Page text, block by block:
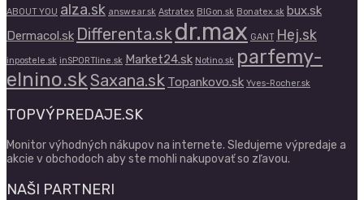
ABOUT YOU alza.sk answear.sk Astratex BIGon.sk Bonatex.sk bux.sk
Dermacol.sk Differenta.skdr.max GANT Hej.sk
inpostele.sk inSPORTline.sk Market24.sk Notino.sk parfemy-
elnino.skSaxana.sk Topankovo.sk Yves-Rocher.sk
TOPVÝPREDAJE.SK
Monitor výhodných nákupov na internete. Sledujeme výpredaje a
akcie v obchodoch aby ste mohli nakupovať so zľavou.
NAŠI PARTNERI